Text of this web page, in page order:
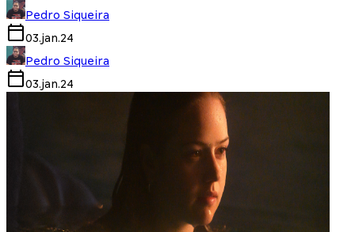
Pedro Siqueira
03.jan.24
Pedro Siqueira
03.jan.24